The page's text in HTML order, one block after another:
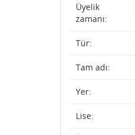
Üyelik
zamanı:
Tür:
Tam adı:
Yer:
Lise: